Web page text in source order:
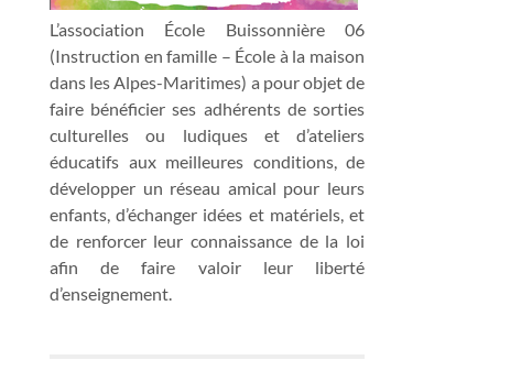
L’association École Buissonnière 06
(Instruction en famille – École à la maison
dans les Alpes-Maritimes) a pour objet de
faire bénéficier ses adhérents de sorties
culturelles ou ludiques et d’ateliers
éducatifs aux meilleures conditions, de
développer un réseau amical pour leurs
enfants, d’échanger idées et matériels, et
de renforcer leur connaissance de la loi
afin de faire valoir leur liberté
d’enseignement.